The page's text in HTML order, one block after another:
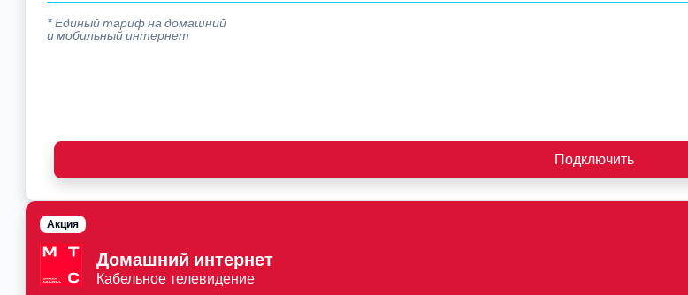
* Единый тариф на домашний
и мобильный интернет
Подключить
Домашний интернет
Кабельное телевидение
Акция